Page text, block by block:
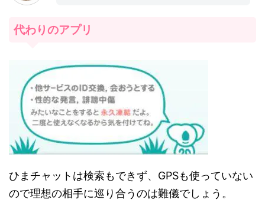
代わりのアプリ
ひまチャットは検索もできず、GPSも使っていない
ので理想の相手に巡り合うのは難儀でしょう。